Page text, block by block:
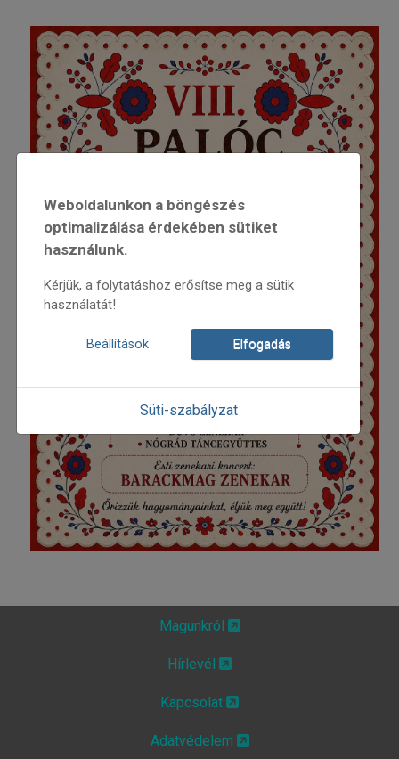
Weboldalunkon a böngészés
optimalizálása érdekében sütiket
használunk.
Kérjük, a folytatáshoz erősítse meg a sütik
használatát!
Beállítások Elfogadás
Süti-szabályzat
Magunkról
Hírlevél
Kapcsolat
Adatvédelem